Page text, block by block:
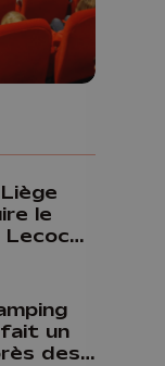
le
Lecocq
le
un
des